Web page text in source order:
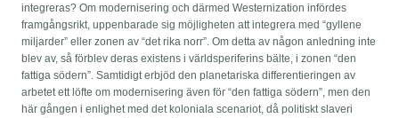
integreras? Om modernisering och därmed Westernization infördes
framgångsrikt, uppenbarade sig möjligheten att integrera med “gyllene
miljarder” eller zonen av “det rika norr”. Om detta av någon anledning inte
blev av, så förblev deras existens i världsperiferins bälte, i zonen “den
fattiga södern”. Samtidigt erbjöd den planetariska differentieringen av
arbetet ett löfte om modernisering även för “den fattiga södern”, men den
här gången i enlighet med det koloniala scenariot, då politiskt slaveri